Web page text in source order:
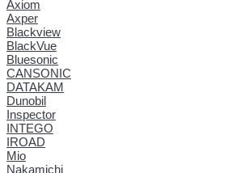
Axiom
Axper
Blackview
BlackVue
Bluesonic
CANSONIC
DATAKAM
Dunobil
Inspector
INTEGO
IROAD
Mio
Nakamichi